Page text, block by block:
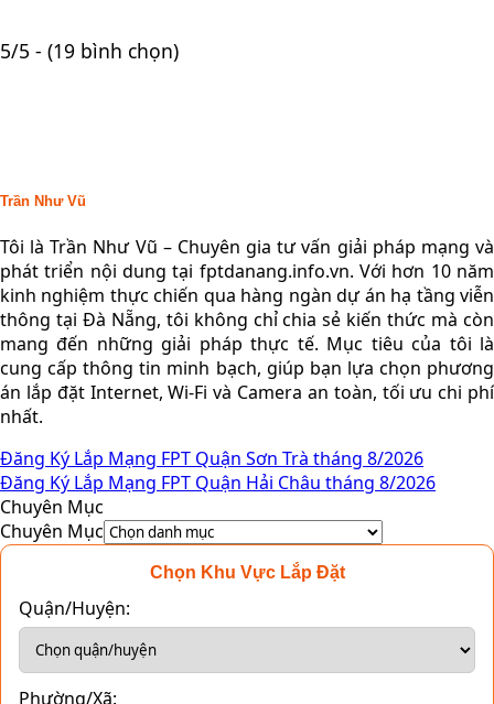
5/5 - (19 bình chọn)
Trần Như Vũ
Tôi là Trần Như Vũ – Chuyên gia tư vấn giải pháp mạng và
phát triển nội dung tại fptdanang.info.vn. Với hơn 10 năm
kinh nghiệm thực chiến qua hàng ngàn dự án hạ tầng viễn
thông tại Đà Nẵng, tôi không chỉ chia sẻ kiến thức mà còn
mang đến những giải pháp thực tế. Mục tiêu của tôi là
cung cấp thông tin minh bạch, giúp bạn lựa chọn phương
án lắp đặt Internet, Wi-Fi và Camera an toàn, tối ưu chi phí
nhất.
Đăng Ký Lắp Mạng FPT Quận Sơn Trà tháng 8/2026
Đăng Ký Lắp Mạng FPT Quận Hải Châu tháng 8/2026
Chuyên Mục
Chuyên Mục
Chọn Khu Vực Lắp Đặt
Quận/Huyện:
Phường/Xã: